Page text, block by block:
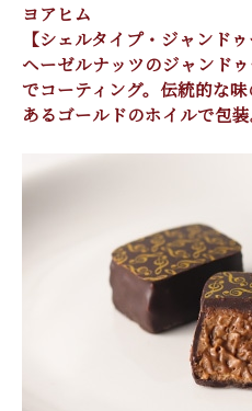
ヨアヒム
【シェルタイプ・ジャンドゥ
ヘーゼルナッツのジャンド
でコーティング。伝統的な
あるゴールドのホイルで包装